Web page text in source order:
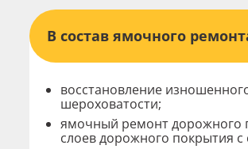
Оставьте Вашу
Резюме
В состав ямочного
восстановление
шероховатости;
ямочный ремонт дорожного
слоев дорожного покрытия